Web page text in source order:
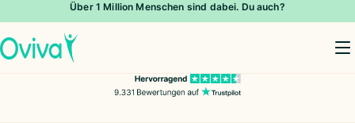
Über 1 Million Menschen sind dabei. Du auch?